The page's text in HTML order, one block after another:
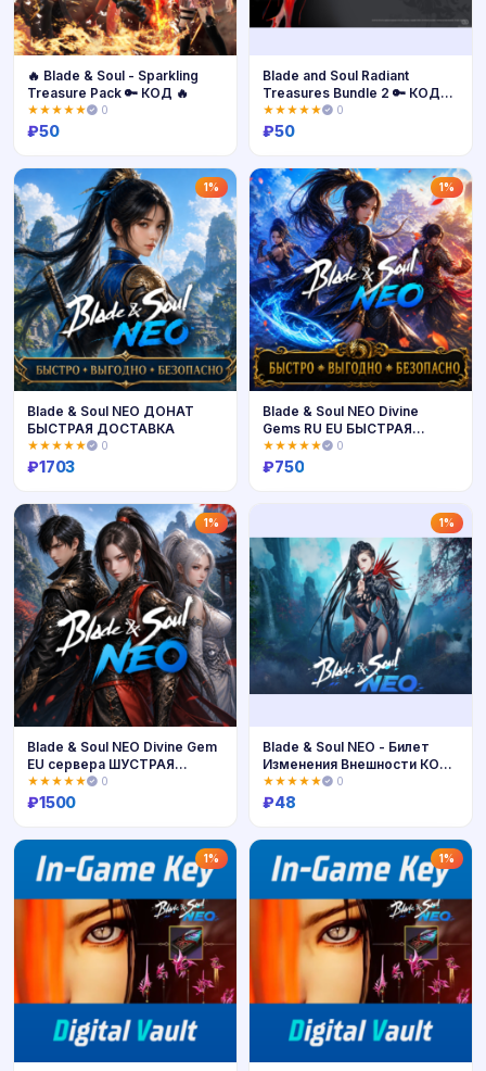
Купить
🔥 Blade & Soul - Sparkling
Treasure Pack 🔑 КОД 🔥
★★★★★ 0
₽50
Купить
Blade and Soul Radiant
Treasures Bundle 2 🔑 КОД
GLOBAL
★★★★★ 0
₽50
1%
Купить
Blade & Soul NEO ДОНАТ
БЫСТРАЯ ДОСТАВКА
★★★★★ 0
₽1703
1%
Blade & Soul NEO Divine
Gems RU EU БЫСТРАЯ
ДОСТАВКА
★★★★★ 0
₽750
1%
Blade & Soul NEO Divine Gem
EU сервера ШУСТРАЯ
ДОСТАВКА
★★★★★ 0
₽1500
1%
Blade & Soul NEO - Билет
Изменения Внешности КОД
GLOBAL
★★★★★ 0
₽48
1% 1%